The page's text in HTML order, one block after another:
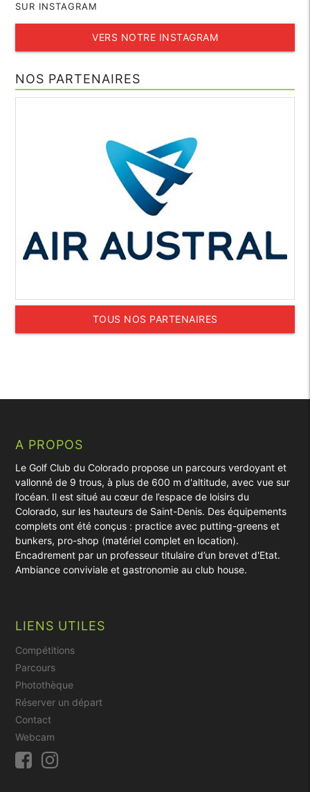
SUR INSTAGRAM
VERS NOTRE INSTAGRAM
NOS PARTENAIRES
TOUS NOS PARTENAIRES
A PROPOS
Le Golf Club du Colorado propose un parcours verdoyant et
vallonné de 9 trous, à plus de 600 m d'altitude, avec vue sur
l’océan. Il est situé au cœur de l’espace de loisirs du
Colorado, sur les hauteurs de Saint-Denis. Des équipements
complets ont été conçus : practice avec putting-greens et
bunkers, pro-shop (matériel complet en location).
Encadrement par un professeur titulaire d’un brevet d'Etat.
Ambiance conviviale et gastronomie au club house.
LIENS UTILES
Compétitions
Parcours
Photothèque
Réserver un départ
Contact
Webcam